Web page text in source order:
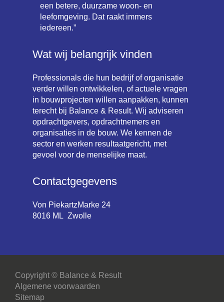
een betere, duurzame woon- en
leefomgeving. Dat raakt immers
iedereen.”
Wat wij belangrijk vinden
Professionals die hun bedrijf of organisatie
verder willen ontwikkelen, of actuele vragen
in bouwprojecten willen aanpakken, kunnen
terecht bij Balance & Result. Wij adviseren
opdrachtgevers, opdrachtnemers en
organisaties in de bouw. We kennen de
sector en werken resultaatgericht, met
gevoel voor de menselijke maat.
Contactgegevens
Von PiekartzMarke 24
8016 ML Zwolle
Copyright © Balance & Result
Algemene voorwaarden
Sitemap